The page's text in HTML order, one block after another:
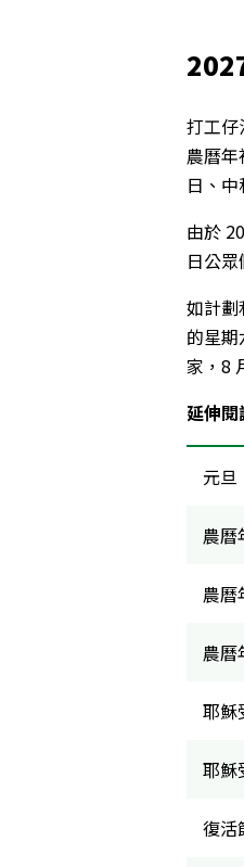
打工仔
農曆
日、
由於
日公
如計劃
的星
家，8
延伸閱
元旦
農曆
農曆
農曆
耶穌
耶穌
復活